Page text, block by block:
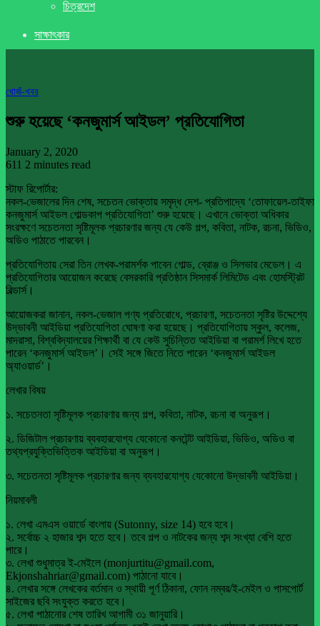
চিত্রদেশ
সাক্ষাৎকার
খােজঁ-খবর
শুরু হয়েছে ‘কনজুমার্স আইডল’ প্রতিযোগিতা
January 2, 2020
611 2 minutes read
স্টাফ রিপোর্টার:
নকল-ভেজালের দিন শেষ, সচেতন ভোক্তায় সমৃদ্ধ দেশ- প্রতিপাদ্যে ‘তোফায়েল-তাইফা
কনজুমার্স আইডল গোল্ডকাপ প্রতিযোগিতা’ শুরু হয়েছে। এখানে ভোক্তা অধিকার
সংরক্ষণে সচেতনতা সৃষ্টিমূলক প্রচারণার জন্য যে কেউ গল্প, কবিতা, নাটক, রচনা, ভিডিও,
অডিও পাঠাতে পারবেন।
প্রতিযোগিতায় সেরা তিন লেখক-পরামর্শক পাবেন গোল্ড, ব্রোঞ্জ ও সিলভার মেডেল। এ
প্রতিযোগিতার আয়োজন করেছে বেসরকারি প্রতিষ্ঠান সিসমার্ক লিমিটেড এবং হোমস্ট্রিট
বিল্ডার্স।
আয়োজকরা জানান, নকল-ভেজাল পণ্য প্রতিরোধে, প্রচারণা, সচেতনতা সৃষ্টির উদ্দেশ্যে
উদ্ভাবনী আইডিয়া প্রতিযোগিতা ঘোষণা করা হয়েছে। প্রতিযোগিতায় স্কুল, কলেজ,
মাদরাসা, বিশ্ববিদ্যালয়ের শিক্ষার্থী বা যে কেউ সুচিন্তিত আইডিয়া বা পরামর্শ লিখে হতে
পারেন ‘কনজুমার্স আইডল’। সেই সঙ্গে জিতে নিতে পারেন ‘কনজুমার্স আইডল
অ্যাওয়ার্ড’।
লেখার বিষয়
১. সচেতনতা সৃষ্টিমূলক প্রচারণার জন্য গল্প, কবিতা, নাটক, রচনা বা অনুরূপ।
২. ডিজিটাল প্রচারণায় ব্যবহারযোগ্য যেকোনো কনটেন্ট আইডিয়া, ভিডিও, অডিও বা
তথ্যপ্রযুক্তিভিত্তিক আইডিয়া বা অনুরূপ।
৩. সচেতনতা সৃষ্টিমূলক প্রচারণার জন্য ব্যবহারযোগ্য যেকোনো উদ্ভাবনী আইডিয়া।
নিয়মাবলী
১. লেখা এমএস ওয়ার্ডে বাংলায় (Sutonny, size 14) হবে হবে।
২. সর্বোচ্চ ২ হাজার শব্দ হতে হবে। তবে গল্প ও নাটকের জন্য শব্দ সংখ্যা বেশি হতে
পারে।
৩. লেখা শুধুমাত্র ই-মেইলে (monjurtitu@gmail.com,
Ekjonshahriar@gmail.com) পাঠানো যাবে।
৪. লেখার সঙ্গে লেখকের বর্তমান ও স্থায়ী পূর্ণ ঠিকানা, ফোন নম্বর/ই-মেইল ও পাসপোর্ট
সাইজের ছবি সংযুক্ত করতে হবে।
৫. লেখা পাঠানোর শেষ তারিখ আগামী ৩১ জানুয়ারি।